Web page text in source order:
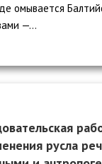
омывается
—...
русла